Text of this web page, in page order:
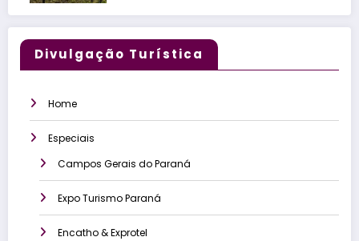
Divulgação Turística
Home
Especiais
Campos Gerais do Paraná
Expo Turismo Paraná
Encatho & Exprotel